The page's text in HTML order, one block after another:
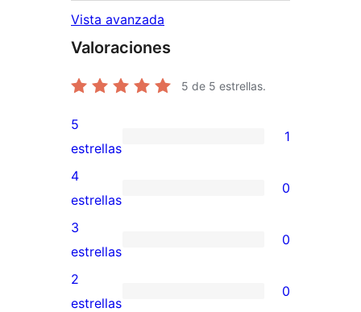
Vista avanzada
Valoraciones
5 de 5 estrellas.
1
valoración
de
5
estrellas
5
estrellas
1
0
valoraciones
de
4
estrellas
4
estrellas
0
0
valoraciones
de
3
estrellas
0
0
2
estrellas
0